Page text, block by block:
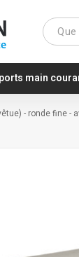
main
- ronde fine -